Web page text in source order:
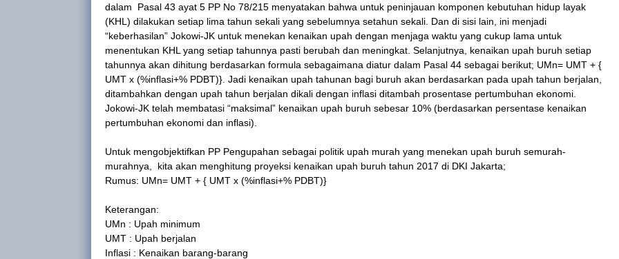
dalam Pasal 43 ayat 5 PP No 78/215 menyatakan bahwa untuk peninjauan komponen kebutuhan hidup layak
(KHL) dilakukan setiap lima tahun sekali yang sebelumnya setahun sekali. Dan di sisi lain, ini menjadi
“keberhasilan” Jokowi-JK untuk menekan kenaikan upah dengan menjaga waktu yang cukup lama untuk
menentukan KHL yang setiap tahunnya pasti berubah dan meningkat. Selanjutnya, kenaikan upah buruh setiap
tahunnya akan dihitung berdasarkan formula sebagaimana diatur dalam Pasal 44 sebagai berikut; UMn= UMT + {
UMT x (%inflasi+% PDBT)}. Jadi kenaikan upah tahunan bagi buruh akan berdasarkan pada upah tahun berjalan,
ditambahkan dengan upah tahun berjalan dikali dengan inflasi ditambah prosentase pertumbuhan ekonomi.
Jokowi-JK telah membatasi “maksimal” kenaikan upah buruh sebesar 10% (berdasarkan persentase kenaikan
pertumbuhan ekonomi dan inflasi).
Untuk mengobjektifkan PP Pengupahan sebagai politik upah murah yang menekan upah buruh semurah-
murahnya, kita akan menghitung proyeksi kenaikan upah buruh tahun 2017 di DKI Jakarta;
Rumus: UMn= UMT + { UMT x (%inflasi+% PDBT)}
Keterangan:
UMn : Upah minimum
UMT : Upah berjalan
Inflasi : Kenaikan barang-barang